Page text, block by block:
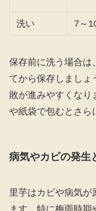
洗い 7～
保存前に洗う場合は
てから保存しましょ
敗が進みやすくなり
や紙袋で包むとさら
病気やカビの発生
里芋はカビや病気が
ます。特に梅雨時